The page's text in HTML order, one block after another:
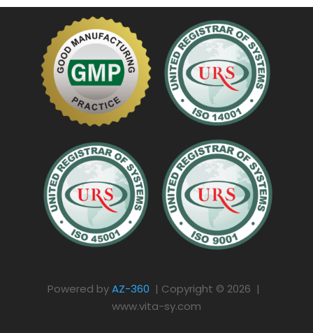
Powered byAZ-360 | Copyright © 2026 |
www.vita-sy.com